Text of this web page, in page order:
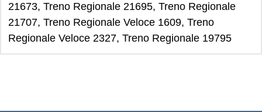
21673, Treno Regionale 21695, Treno Regionale
21707, Treno Regionale Veloce 1609, Treno
Regionale Veloce 2327, Treno Regionale 19795